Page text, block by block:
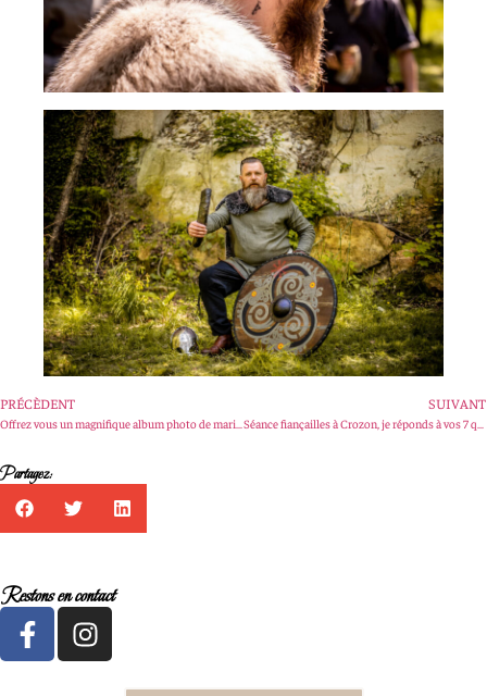
PRÉCÈDENT SUIVANT
Partagez:
Restons en contact